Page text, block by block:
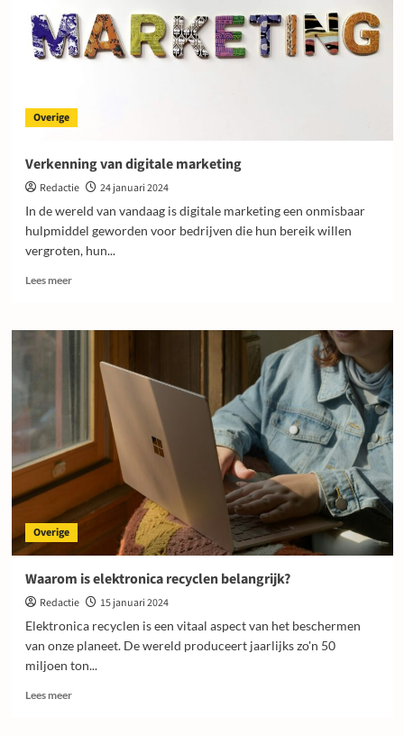
Overige
Verkenning van digitale marketing
Redactie
24 januari 2024
In de wereld van vandaag is digitale marketing een onmisbaar
hulpmiddel geworden voor bedrijven die hun bereik willen
vergroten, hun...
Lees meerLees
Verkenning
digitale
marketing
Overige
Waarom is elektronica recyclen belangrijk?
Redactie
15 januari 2024
Elektronica recyclen is een vitaal aspect van het beschermen
van onze planeet. De wereld produceert jaarlijks zo'n 50
miljoen ton...
Lees meerLees